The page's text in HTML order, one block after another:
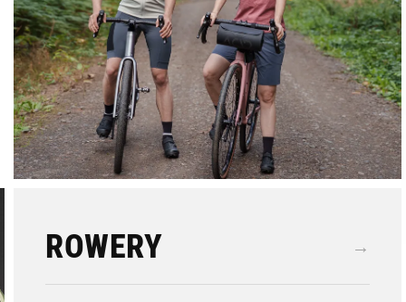
ROWERY →